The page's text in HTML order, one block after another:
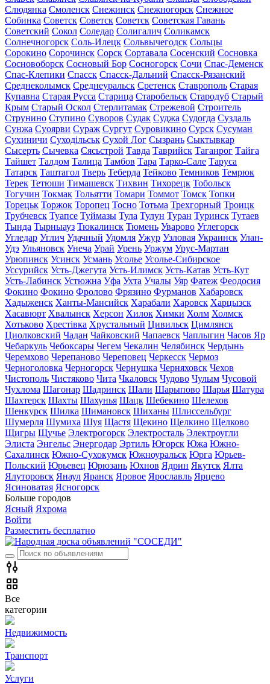
Слюдянка Смоленск Снежинск Снежногорск Снежное
Собинка Советск Советск Советск Советская Гавань
Советский Сокол Соледар Солигалич Соликамск
Солнечногорск Соль-Илецк Сольвычегодск Сольцы
Сорокино Сорочинск Сорск Сортавала Сосенский Сосновка
Сосновоборск Сосновый Бор Сосногорск Сочи Спас-Деменск
Спас-Клепики Спасск Спасск-Дальний Спасск-Рязанский
Среднеколымск Среднеуральск Сретенск Ставрополь Старая
Купавна Старая Русса Старица Старобельск Стародуб Старый
Крым Старый Оскол Стерлитамак Стрежевой Строитель
Струнино Ступино Суворов Судак Суджа Судогда Суздаль
Сунжа Суоярви Сураж Сургут Суровикино Сурск Сусуман
Сухиничи Суходільськ Сухой Лог Сызрань Сыктывкар
Сысерть Сычевка Сясьстрой Тавда Таврийск Таганрог Тайга
Тайшет Талдом Талица Тамбов Тара Тарко-Сале Таруса
Татарск Таштагол Тверь Теберда Тейково Темников Темрюк
Терек Тетюши Тимашевск Тихвин Тихорецк Тобольск
Тогучин Токмак Тольятти Томари Томмот Томск Топки
Торецьк Торжок Торопец Тосно Тотьма Трехгорный Троицк
Трубчевск Туапсе Туймазы Тула Тулун Туран Туринск Тутаев
Тында Тырныауз Тюкалинск Тюмень Уварово Углегорск
Угледар Углич Удачный Удомля Ужур Узловая Украинск Улан-
Удэ Ульяновск Унеча Урай Урень Уржум Урус-Мартан
Урюпинск Усинск Усмань Усолье Усолье-Сибирское
Уссурийск Усть-Джегута Усть-Илимск Усть-Катав Усть-Кут
Усть-Лабинск Устюжна Уфа Ухта Учалы Уяр Фатеж Феодосия
Фокино Фокино Фролово Фрязино Фурманов Хабаровск
Хадыженск Ханты-Мансийск Харабали Харовск Харцызск
Хасавюрт Хвалынск Херсон Хилок Химки Холм Холмск
Хотьково Хрестівка Хрустальный Цивильск Цимлянск
Циолковский Чадан Чайковский Чапаевск Чаплыгин Часов Яр
Чебаркуль Чебоксары Чегем Чекалин Челябинск Чердынь
Черемхово Черепаново Череповец Черкесск Чермоз
Черноголовка Черногорск Чернушка Черняховск Чехов
Чистополь Чистяково Чита Чкаловск Чудово Чулым Чусовой
Чухлома Шагонар Шадринск Шали Шарыпово Шарья Шатура
Шахтерск Шахты Шахунья Шацк Шебекино Шелехов
Шенкурск Шилка Шимановск Шиханы Шлиссельбург
Шумерля Шумиха Шуя Щастя Щекино Щелкино Щелково
Щигры Щучье Электрогорск Электросталь Электроугли
Элиста Энгельс Энергодар Эртиль Югорск Южа Южно-
Сахалинск Южно-Сухокумск Южноуральск Юрга Юрьев-
Польский Юрьевец Юрюзань Юхнов Ядрин Якутск Ялта
Ялуторовск Янаул Яранск Яровое Ярославль Ярцево
Ясиноватая Ясногорск
Больше городов
Ясный Яхрома
Войти
Разместить бесплатно
Все
категории
Недвижимость
Транспорт
Услуги